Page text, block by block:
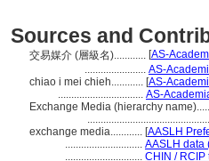
Sources and
交易媒介 (層級名)............ [AS-
....................... AS-
chiao i mei chieh............ [AS-
................................ AS-
Exchange Media (hierarchy
exchange media............ [AASLH
............................. AASLH data
............................. CHIN /